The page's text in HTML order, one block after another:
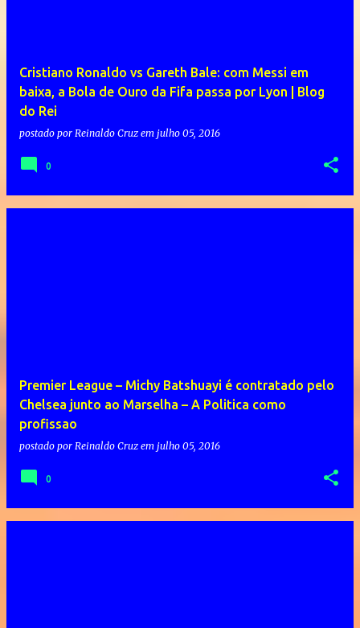
Cristiano Ronaldo vs Gareth Bale: com Messi em
baixa, a Bola de Ouro da Fifa passa por Lyon | Blog
do Rei
postado por Reinaldo Cruz em julho 05, 2016
0
Premier League – Michy Batshuayi é contratado pelo
Chelsea junto ao Marselha – A Politica como
profissao
postado por Reinaldo Cruz em julho 05, 2016
0